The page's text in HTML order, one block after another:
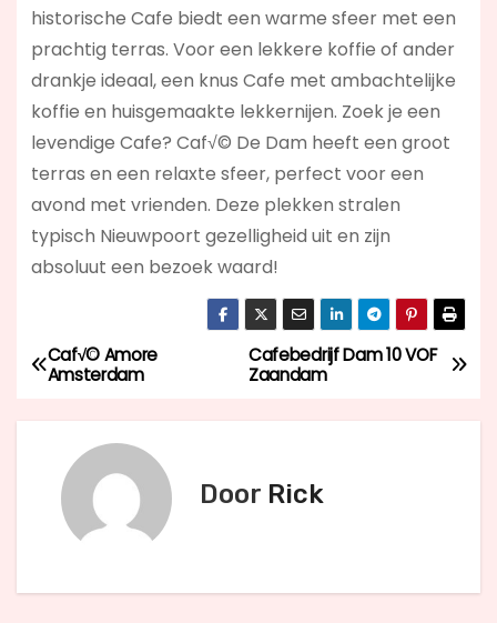
historische Cafe biedt een warme sfeer met een
prachtig terras. Voor een lekkere koffie of ander
drankje ideaal, een knus Cafe met ambachtelijke
koffie en huisgemaakte lekkernijen. Zoek je een
levendige Cafe? Caf√© De Dam heeft een groot
terras en een relaxte sfeer, perfect voor een
avond met vrienden. Deze plekken stralen
typisch Nieuwpoort gezelligheid uit en zijn
absoluut een bezoek waard!
B
e
h
Cafebedrijf Dam 10 VOF
Zaandam
Caf√© Amore
Amsterdam
Door Rick